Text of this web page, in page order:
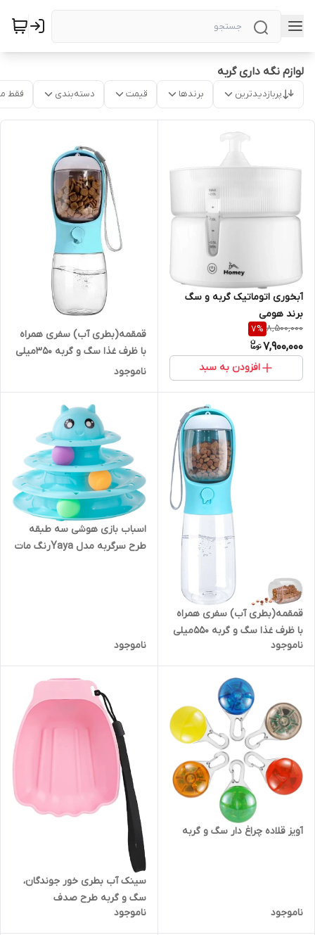
لوازم نگه داری گربه
پربازدیدترین برندها قیمت دسته‌بندی فقط
آبخوری اتوماتیک گربه و سگ
برند هومی
8,500,000
7%
7,900,000
افزودن به سبد
قمقمه(بطری آب) سفری همراه
با ظرف غذا سگ و گربه 350میلی
لیتر
ناموجود
قمقمه(بطری آب) سفری همراه
با ظرف غذا سگ و گربه 550میلی
لیتر
ناموجود
اسباب بازی هوشی سه طبقه
طرح سرگربه مدل Yayaرنگ مات
ناموجود
آویز قلاده چراغ دار سگ و گربه
ناموجود
سینک آب بطری خور جوندگان،
سگ و گربه طرح صدف
ناموجود